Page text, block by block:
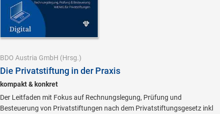
BDO Austria GmbH (Hrsg.)
Die Privatstiftung in der Praxis
kompakt & konkret
Der Leitfaden mit Fokus auf Rechnungslegung, Prüfung und
Besteuerung von Privatstiftungen nach dem Privatstiftungsgesetz inkl